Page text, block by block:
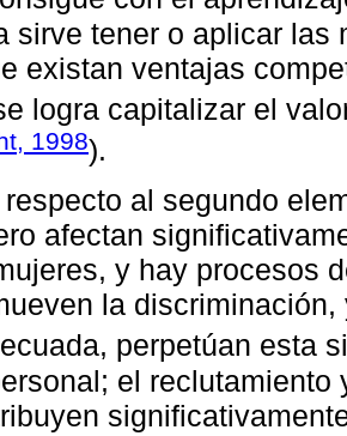
sirve tener o aplicar las
existan ventajas
logra capitalizar el
1998).
respecto al segundo
afectan
y hay procesos
la
perpetúan esta
el